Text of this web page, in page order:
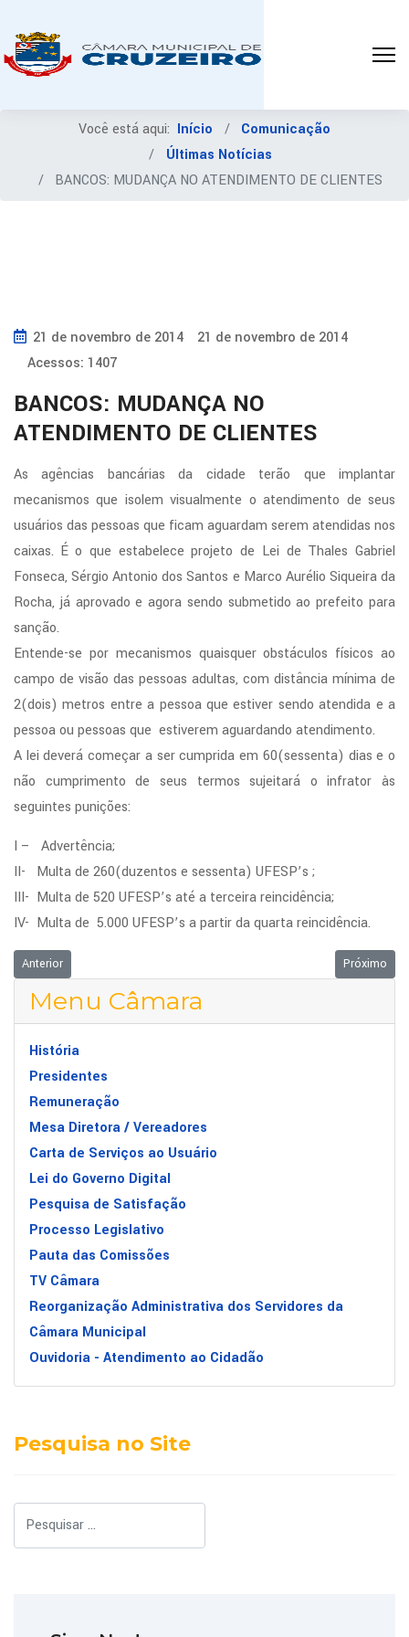
Você está aqui: Início
Comunicação
Últimas Notícias
BANCOS: MUDANÇA NO ATENDIMENTO DE CLIENTES
21 de novembro de 2014
21 de novembro de 2014
Acessos: 1407
BANCOS: MUDANÇA NO
ATENDIMENTO DE CLIENTES
As agências bancárias da cidade terão que implantar
mecanismos que isolem visualmente o atendimento de seus
usuários das pessoas que ficam aguardam serem atendidas nos
caixas. É o que estabelece projeto de Lei de Thales Gabriel
Fonseca, Sérgio Antonio dos Santos e Marco Aurélio Siqueira da
Rocha, já aprovado e agora sendo submetido ao prefeito para
sanção.
Entende-se por mecanismos quaisquer obstáculos físicos ao
campo de visão das pessoas adultas, com distância mínima de
2(dois) metros entre a pessoa que estiver sendo atendida e a
pessoa ou pessoas que estiverem aguardando atendimento.
A lei deverá começar a ser cumprida em 60(sessenta) dias e o
não cumprimento de seus termos sujeitará o infrator às
seguintes punições:
I – Advertência;
II- Multa de 260(duzentos e sessenta) UFESP’s ;
III- Multa de 520 UFESP’s até a terceira reincidência;
IV- Multa de 5.000 UFESP’s a partir da quarta reincidência.
Artigo anterior: INSTITUÍDO O FUMTRAN – FUNDO MUNICIPAL DE
Anterior Próximo
Próximo
Menu Câmara
História
Presidentes
Remuneração
Mesa Diretora / Vereadores
Carta de Serviços ao Usuário
Lei do Governo Digital
Pesquisa de Satisfação
Processo Legislativo
Pauta das Comissões
TV Câmara
Reorganização Administrativa dos Servidores da
Câmara Municipal
Ouvidoria - Atendimento ao Cidadão
Pesquisa no Site